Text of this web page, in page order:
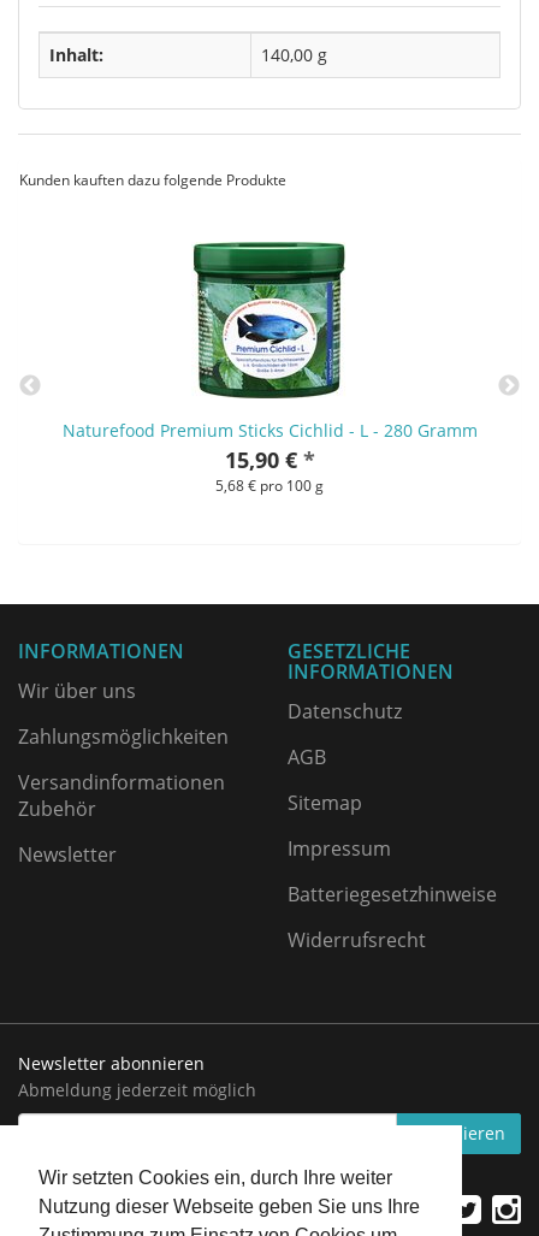
Wir setzten Cookies ein, durch Ihre weiter
Nutzung dieser Webseite geben Sie uns Ihre
Inhalt: 140,00 g
Kunden kauften dazu folgende Produkte
Naturefood Premium Sticks Cichlid - L - 280 Gramm
15,90 € *
5,68 € pro 100 g
INFORMATIONEN
Wir über uns
Zahlungsmöglichkeiten
Versandinformationen
Zubehör
Newsletter
GESETZLICHE
INFORMATIONEN
Datenschutz
AGB
Sitemap
Impressum
Batteriegesetzhinweise
Widerrufsrecht
Newsletter abonnieren
Abmeldung jederzeit möglich
EMAIL-
abonnieren